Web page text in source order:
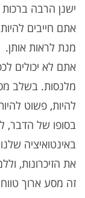
ישנן הרבה
אתם חייבים
מנת לראות אותן.
אתם לא יכולים
מלנסות. בשלב
להיות, פשוט
בסופו של הדבר,
באינטואיציה
את הזיכרונות,
זה מסע ארוך